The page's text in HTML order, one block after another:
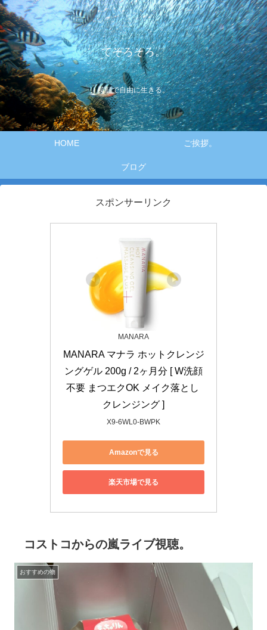
てそろそろ。
笑顔で自由に生きる。
HOME ご挨拶。
ブログ
スポンサーリンク
MANARA
MANARA マナラ ホットクレンジ
ングゲル 200g / 2ヶ月分 [ W洗顔
不要 まつエクOK メイク落とし
クレンジング ]
X9-6WL0-BWPK
Amazonで見る
楽天市場で見る
コストコからの嵐ライブ視聴。
おすすめの物